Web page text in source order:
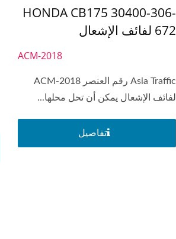
HONDA CB175 30400-306-
672 لفائف الإشعال
ACM-2018
Asia Traffic رقم العنصر ACM-2018
لفائف الإشعال يمكن أن تحل محلها...
تفاصيل